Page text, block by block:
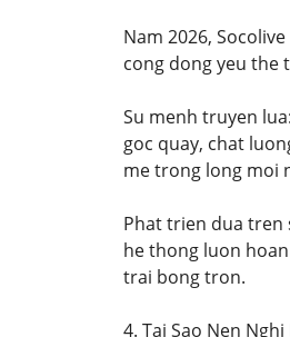
Nam 2026,
cong dong yeu the
Su menh truyen
goc quay, chat
me trong long moi
Phat trien dua tren
he thong luon
trai bong tron.
4. Tai Sao Nen